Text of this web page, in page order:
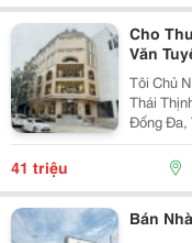
Cho
Văn
Tôi Chủ
Thái
Đống Đa,
Triệu. -
Hè Lớn,
41 triệu
Bán